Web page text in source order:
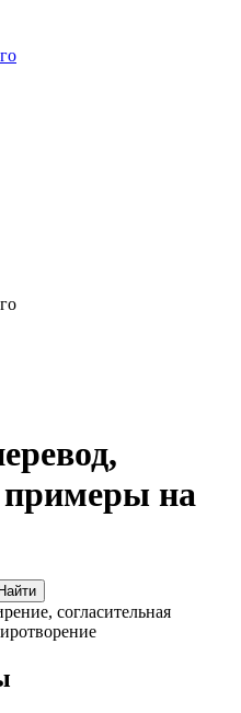
примеры на
Найти
согласительная